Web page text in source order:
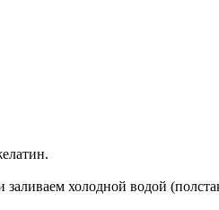
холодной водой